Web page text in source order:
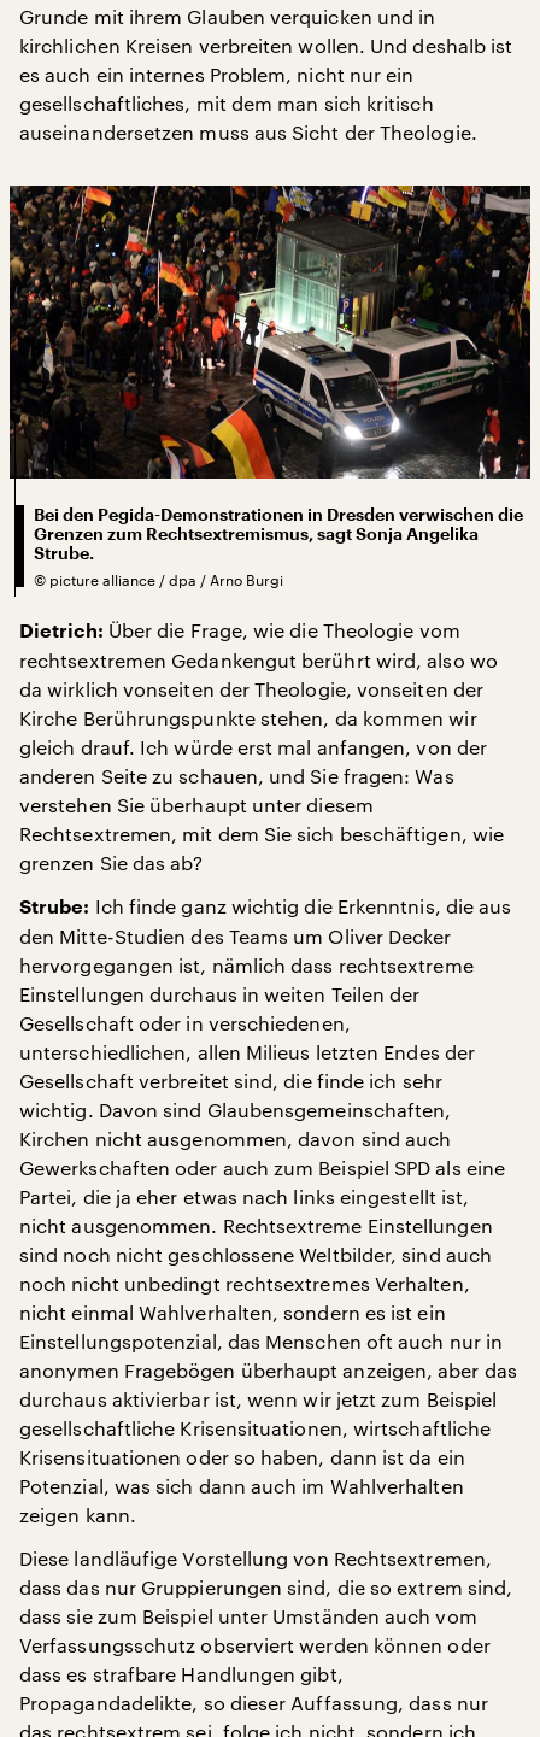
Grunde mit ihrem Glauben verquicken und in
kirchlichen Kreisen verbreiten wollen. Und deshalb ist
es auch ein internes Problem, nicht nur ein
gesellschaftliches, mit dem man sich kritisch
auseinandersetzen muss aus Sicht der Theologie.
Bei den Pegida-Demonstrationen in Dresden verwischen die
Grenzen zum Rechtsextremismus, sagt Sonja Angelika
Strube.
© picture alliance / dpa / Arno Burgi
Dietrich: Über die Frage, wie die Theologie vom
rechtsextremen Gedankengut berührt wird, also wo
da wirklich vonseiten der Theologie, vonseiten der
Kirche Berührungspunkte stehen, da kommen wir
gleich drauf. Ich würde erst mal anfangen, von der
anderen Seite zu schauen, und Sie fragen: Was
verstehen Sie überhaupt unter diesem
Rechtsextremen, mit dem Sie sich beschäftigen, wie
grenzen Sie das ab?
Strube: Ich finde ganz wichtig die Erkenntnis, die aus
den Mitte-Studien des Teams um Oliver Decker
hervorgegangen ist, nämlich dass rechtsextreme
Einstellungen durchaus in weiten Teilen der
Gesellschaft oder in verschiedenen,
unterschiedlichen, allen Milieus letzten Endes der
Gesellschaft verbreitet sind, die finde ich sehr
wichtig. Davon sind Glaubensgemeinschaften,
Kirchen nicht ausgenommen, davon sind auch
Gewerkschaften oder auch zum Beispiel SPD als eine
Partei, die ja eher etwas nach links eingestellt ist,
nicht ausgenommen. Rechtsextreme Einstellungen
sind noch nicht geschlossene Weltbilder, sind auch
noch nicht unbedingt rechtsextremes Verhalten,
nicht einmal Wahlverhalten, sondern es ist ein
Einstellungspotenzial, das Menschen oft auch nur in
anonymen Fragebögen überhaupt anzeigen, aber das
durchaus aktivierbar ist, wenn wir jetzt zum Beispiel
gesellschaftliche Krisensituationen, wirtschaftliche
Krisensituationen oder so haben, dann ist da ein
Potenzial, was sich dann auch im Wahlverhalten
zeigen kann.
Diese landläufige Vorstellung von Rechtsextremen,
dass das nur Gruppierungen sind, die so extrem sind,
dass sie zum Beispiel unter Umständen auch vom
Verfassungsschutz observiert werden können oder
dass es strafbare Handlungen gibt,
Propagandadelikte, so dieser Auffassung, dass nur
das rechtsextrem sei, folge ich nicht, sondern ich